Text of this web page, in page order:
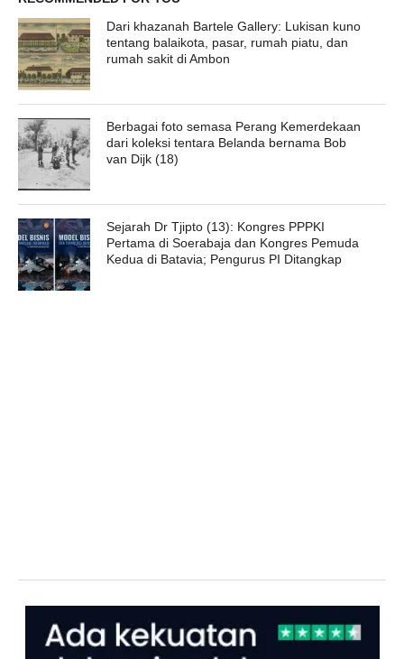
Dari khazanah Bartele Gallery: Lukisan kuno
tentang balaikota, pasar, rumah piatu, dan
rumah sakit di Ambon
Berbagai foto semasa Perang Kemerdekaan
dari koleksi tentara Belanda bernama Bob
van Dijk (18)
Sejarah Dr Tjipto (13): Kongres PPPKI
Pertama di Soerabaja dan Kongres Pemuda
Kedua di Batavia; Pengurus PI Ditangkap